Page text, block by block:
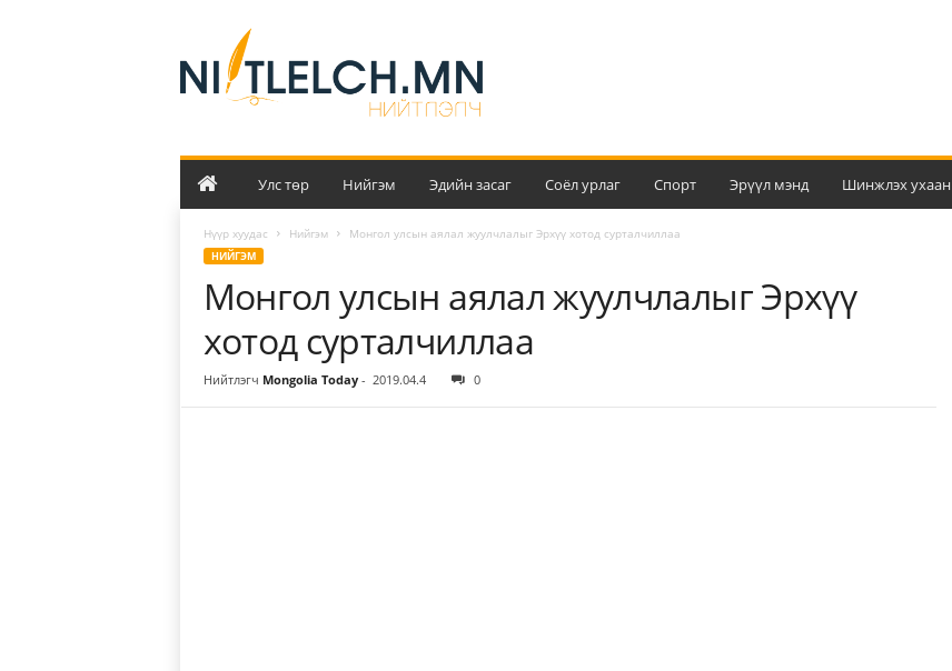
й
т
л
Улс төр Нийгэм Эдийн засаг Соёл урлаг Спорт Эрүүл мэнд Шинжлэх ухаан
Нүүр хуудас Нийгэм Монгол улсын аялал жуулчлалыг Эрхүү хотод сурталчиллаа
НИЙГЭМ
Монгол улсын аялал жуулчлалыг Эрхүү
хотод сурталчиллаа
Нийтлэгч Mongolia Today- 2019.04.4 0